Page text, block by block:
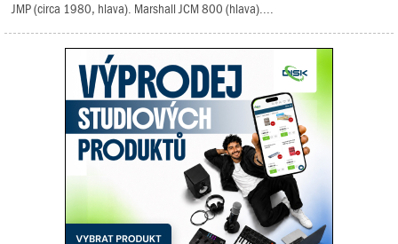
JMP (circa 1980, hlava). Marshall JCM 800 (hlava)....